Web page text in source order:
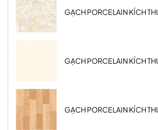
GẠCH PORCELAIN KÍCH
GẠCH PORCELAIN KÍCH
GẠCH PORCELAIN KÍCH